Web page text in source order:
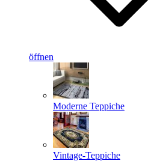
öffnen
Moderne Teppiche
Vintage-Teppiche